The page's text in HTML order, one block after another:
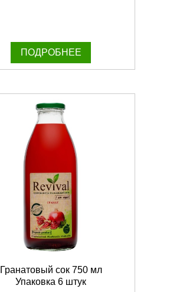
ПОДРОБНЕЕ
Гранатовый сок 750 мл
Упаковка 6 штук